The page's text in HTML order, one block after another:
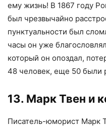
ему жизнь! В 1867 году
был чрезвычайно
пунктуальности был
часы он уже
который он опоздал,
48 человек, еще 50 были
13. Марк Твен и
Писатель-юморист Марк